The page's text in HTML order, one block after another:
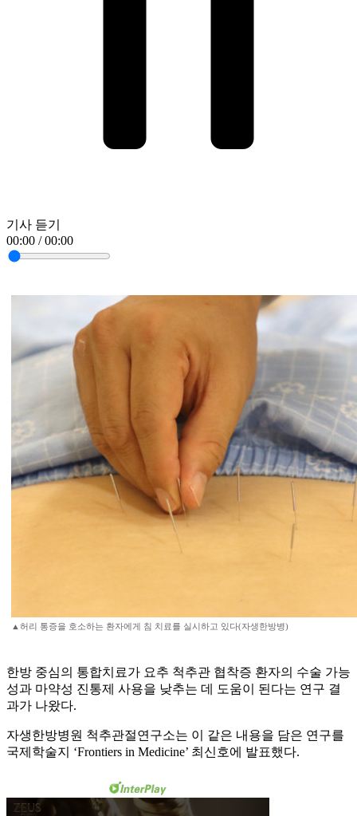
기사 듣기
00:00 / 00:00
▲허리 통증을 호소하는 환자에게 침 치료를 실시하고 있다(자생한방병)
한방 중심의 통합치료가 요추 척추관 협착증 환자의 수술 가능
성과 마약성 진통제 사용을 낮추는 데 도움이 된다는 연구 결
과가 나왔다.
자생한방병원 척추관절연구소는 이 같은 내용을 담은 연구를
국제학술지 ‘Frontiers in Medicine’ 최신호에 발표했다.